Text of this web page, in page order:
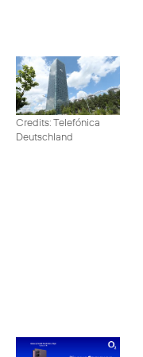
Credits: Telefónica
Deutschland